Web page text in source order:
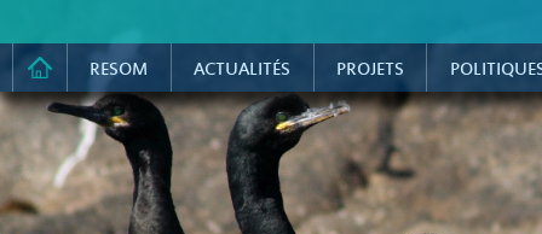
RESOM ACTUALITÉS PROJETS